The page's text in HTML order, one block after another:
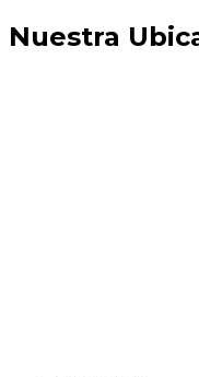
Nuestra